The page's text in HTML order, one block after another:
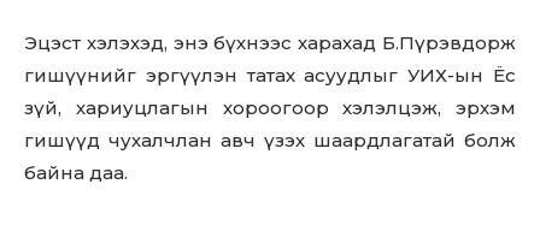
Эцэст хэлэхэд, энэ бүхнээс харахад Б.Пүрэвдорж
гишүүнийг эргүүлэн татах асуудлыг УИХ-ын Ёс
зүй, хариуцлагын хороогоор хэлэлцэж, эрхэм
гишүүд чухалчлан авч үзэх шаардлагатай болж
байна даа.